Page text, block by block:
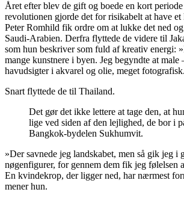
Året efter blev de gift og boede en kort
revolutionen gjorde det for risikabelt at have et
Peter Romhild fik ordre om at lukke det ned
Saudi-Arabien. Derfra flyttede de videre til
som hun beskriver som fuld af kreativ energi:
mange kunstnere i byen. Jeg begyndte at male
havudsigter i akvarel og olie, meget
Snart flyttede de til Thailand.
Det gør det ikke lettere at tage den, at
lige ved siden af den lejlighed, de bor i
Bangkok-bydelen Sukhumvit.
»Der savnede jeg landskabet, men så gik jeg i
nøgenfigurer, for gennem dem fik jeg følelsen
En kvindekrop, der ligger ned, har nærmest
mener hun.